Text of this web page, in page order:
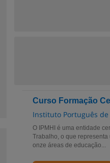
Curso Formação
Instituto Português
O IPMHI é uma entidade
Trabalho, o que
onze áreas de educação...